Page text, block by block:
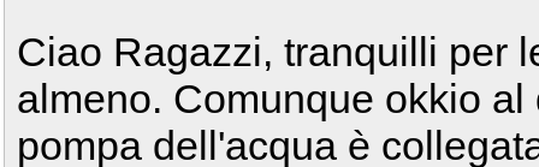
Ciao Ragazzi, tranquilli per
almeno. Comunque okkio
pompa dell'acqua è